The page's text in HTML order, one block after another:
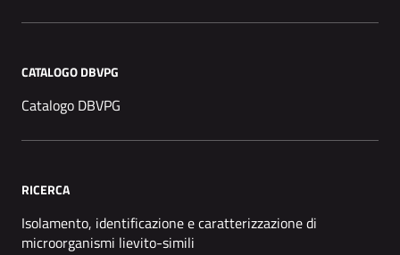
CATALOGO DBVPG
Catalogo DBVPG
RICERCA
Isolamento, identificazione e caratterizzazione di
microorganismi lievito-simili